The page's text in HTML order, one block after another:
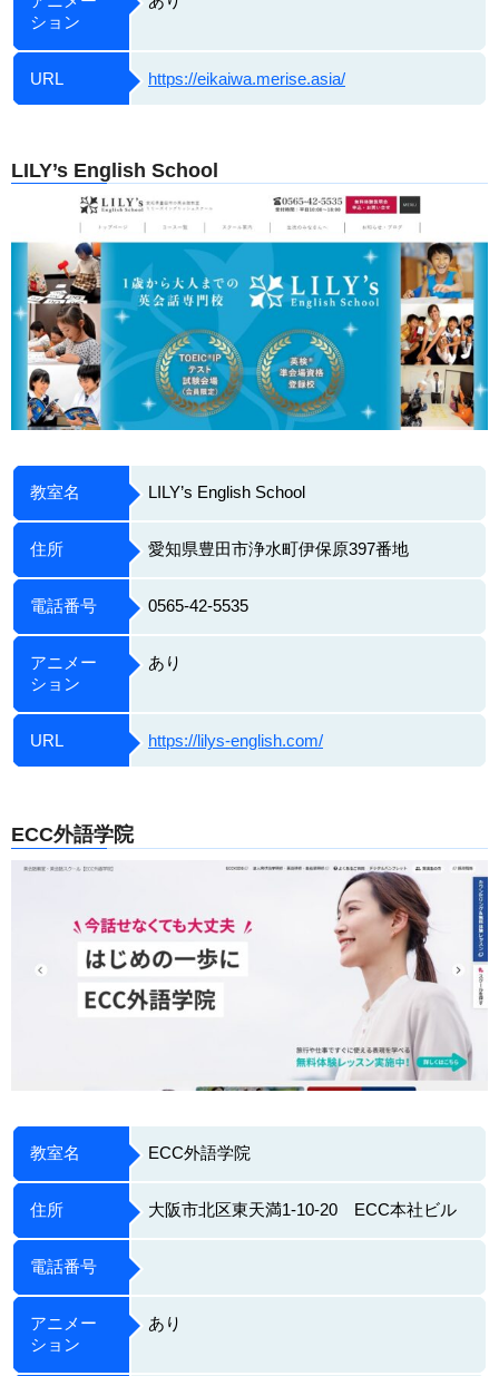
ション
URL https://eikaiwa.merise.asia/
LILY’s English School
教室名 LILY’s English School
住所 愛知県豊田市浄水町伊保原397番地
電話番号 0565-42-5535
アニメー
ション
あり
URL https://lilys-english.com/
ECC外語学院
教室名 ECC外語学院
住所 大阪市北区東天満1-10-20 ECC本社ビル
電話番号
アニメー
ション
あり